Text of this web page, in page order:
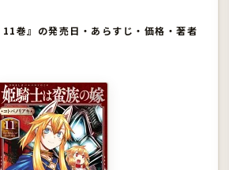
11巻』の発売日・あらすじ・価格・著者